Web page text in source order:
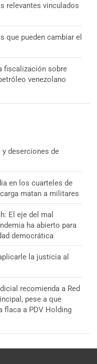
relevantes vinculados
que pueden cambiar el
fiscalización sobre
venezolano
y deserciones de
en los cuarteles de
matan a militares
El eje del mal
ha abierto para
democrática
la justicia al
recomienda a Red
pese a que
flaca a PDV Holding